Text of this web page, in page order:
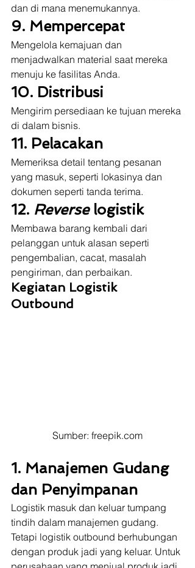
dan di mana menemukannya.
9. Mempercepat
Mengelola kemajuan dan
menjadwalkan material saat mereka
menuju ke fasilitas Anda.
10. Distribusi
Mengirim persediaan ke tujuan mereka
di dalam bisnis.
11. Pelacakan
Memeriksa detail tentang pesanan
yang masuk, seperti lokasinya dan
dokumen seperti tanda terima.
12. Reverse logistik
Membawa barang kembali dari
pelanggan untuk alasan seperti
pengembalian, cacat, masalah
pengiriman, dan perbaikan.
Kegiatan Logistik
Outbound
Sumber: freepik.com
1. Manajemen Gudang
dan Penyimpanan
Logistik masuk dan keluar tumpang
tindih dalam manajemen gudang.
Tetapi logistik outbound berhubungan
dengan produk jadi yang keluar. Untuk